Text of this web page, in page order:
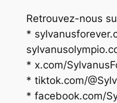
Retrouvez-nous
*
* x.com/
* tiktok.com/
* facebook.com/